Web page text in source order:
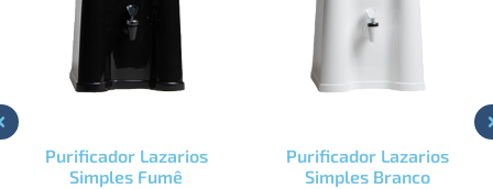
Purificador Lazarios
Simples Fumê
Purificador Lazarios
Simples Branco